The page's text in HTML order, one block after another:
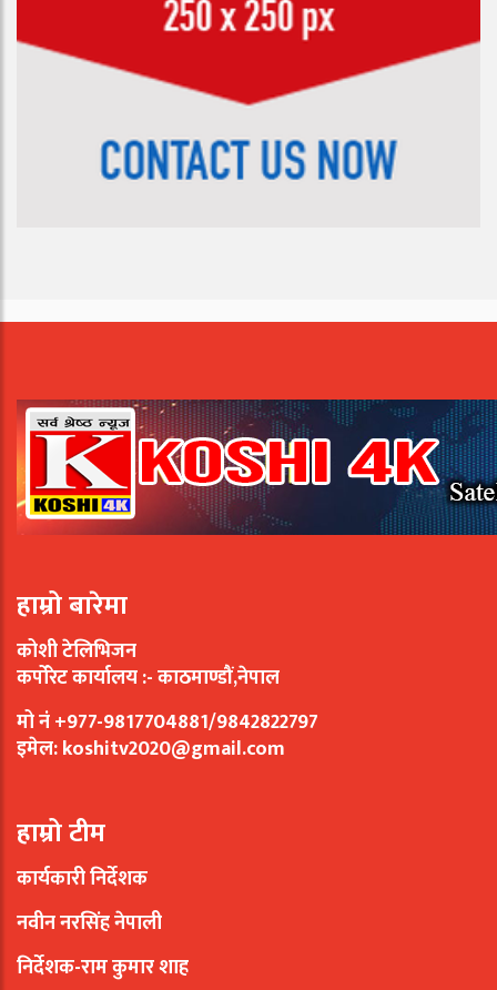
हाम्रो बारेमा
कोशी टेलिभिजन
कर्पोरेट कार्यालय :- काठमाण्डौं,नेपाल
मो नं +977-9817704881/9842822797
इमेल:koshitv2020@gmail.com
हाम्रो टीम
कार्यकारी निर्देशक
नवीन नरसिंह नेपाली
निर्देशक-राम कुमार शाह